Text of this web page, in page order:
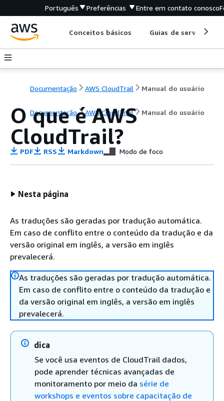
Português Preferências Entre em contato conosco
Conceitos básicos Guias de serviço
Documentação AWS CloudTrail Manual do usuário
Documentação AWS CloudTrail Manual do usuário
O que é AWS
CloudTrail?
PDF RSS Markdown Modo de foco
Nesta página
As traduções são geradas por tradução automática.
Em caso de conflito entre o conteúdo da tradução e da
versão original em inglês, a versão em inglês
prevalecerá.
As traduções são geradas por tradução automática.
Em caso de conflito entre o conteúdo da tradução e
da versão original em inglês, a versão em inglês
prevalecerá.
dica
Se você usa eventos de CloudTrail dados,
pode aprender técnicas avançadas de
monitoramento por meio da série de
workshops e eventos sobre capacitação de